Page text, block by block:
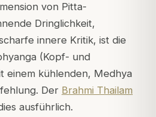
von Pitta-
Dringlichkeit,
innere Kritik, ist die
(Kopf- und
einem kühlenden, Medhya
Der Brahmi Thailam
ausführlich.